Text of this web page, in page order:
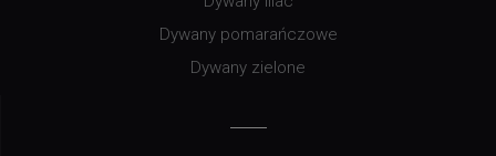
Dywany pomarańczowe
Dywany zielone